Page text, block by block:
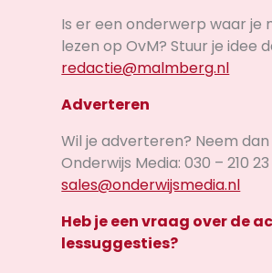
Is er een onderwerp waar je
lezen op OvM? Stuur je idee
redactie@malmberg.nl
Adverteren
Wil je adverteren? Neem
Onderwijs Media: 030 – 210
sales@onderwijsmedia.nl
Heb je een vraag over de
lessuggesties?